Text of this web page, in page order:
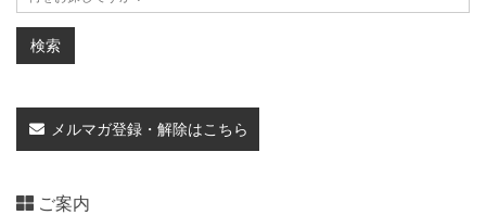
メルマガ登録・解除はこちら
ご案内